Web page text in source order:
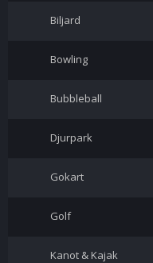
Biljard
Bowling
Bubbleball
Djurpark
Gokart
Golf
Kanot & Kajak